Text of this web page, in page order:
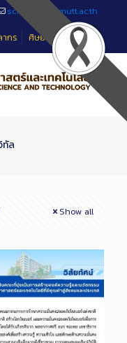
sciteched@rmutt.ac.th
กร ศิษย์เก่า
ทัล
Show all